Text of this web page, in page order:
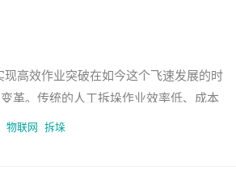
高效作业突破在如今这个飞速发展的时
革。传统的人工拆垛作业效率低、成本
工人
物联网 拆垛